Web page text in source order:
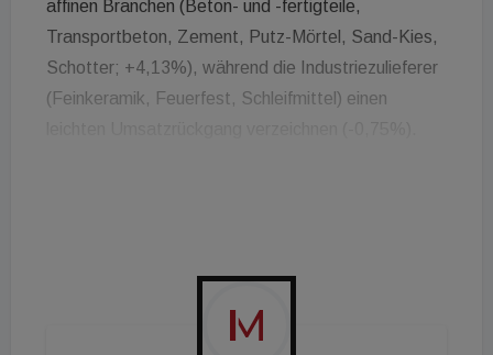
affinen Branchen (Beton- und -fertigteile,
Transportbeton, Zement, Putz-Mörtel, Sand-Kies,
Schotter; +4,13%), während die Industriezulieferer
(Feinkeramik, Feuerfest, Schleifmittel) einen
Feuerfestindustrie (+13,30% auf 94,9 Mio. Euro)
und die Beton- und -fertigteilindustrie (+8,77% auf
235,3 Mio. Euro). Ebenfalls stark zulegen konnte